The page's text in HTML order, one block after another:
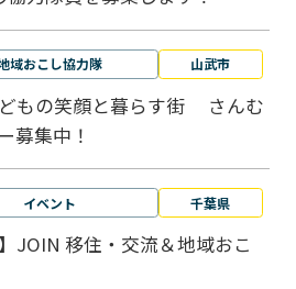
域おこし協力隊 山武市
どもの笑顔と暮らす街 さんむ
募集中！
イベント 千葉県
JOIN 移住・交流＆地域おこ